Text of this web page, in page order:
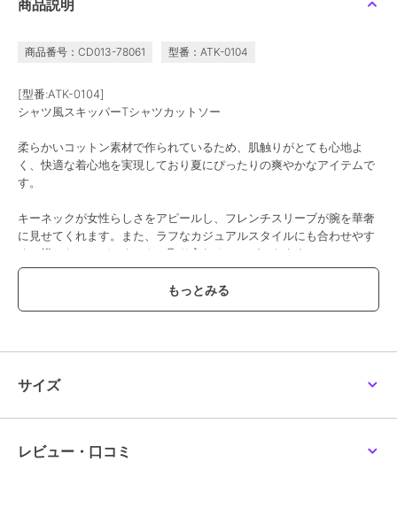
商品説明
商品番号：CD013-78061 型番：ATK-0104
[型番:ATK-0104]
シャツ風スキッパーTシャツカットソー
柔らかいコットン素材で作られているため、肌触りがとても心地よ
く、快適な着心地を実現しており夏にぴったりの爽やかなアイテムで
す。
キーネックが女性らしさをアピールし、フレンチスリーブが腕を華奢
に見せてくれます。また、ラフなカジュアルスタイルにも合わせやす
く、様々なコーディネートに取り入れることができます。
この季節にピッタリのきれい目トップスです！
【サイズ】
［LL-3Lサイズ］着丈（前/後）：62/66cm、肩幅：71cm、身幅（前/
［4L-5Lサイズ］着丈（前/後）：64/68cm、肩幅：74cm、身幅（前/
サイズ
レビュー・口コミ